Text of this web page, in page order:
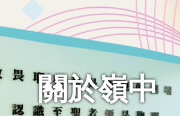
關於嶺中